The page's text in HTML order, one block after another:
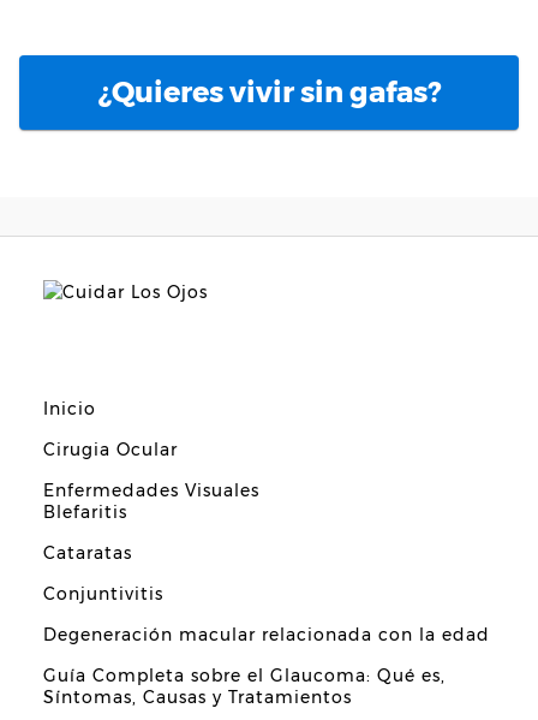
¿Quieres vivir sin gafas?
Inicio
Cirugia Ocular
Enfermedades Visuales
Blefaritis
Cataratas
Conjuntivitis
Degeneración macular relacionada con la edad
Guía Completa sobre el Glaucoma: Qué es,
Síntomas, Causas y Tratamientos